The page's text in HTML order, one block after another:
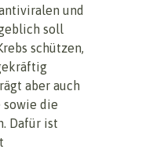
und
soll
schützen,
aber auch
die
Dafür ist